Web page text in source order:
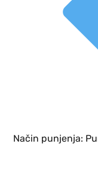
Način punjenja: